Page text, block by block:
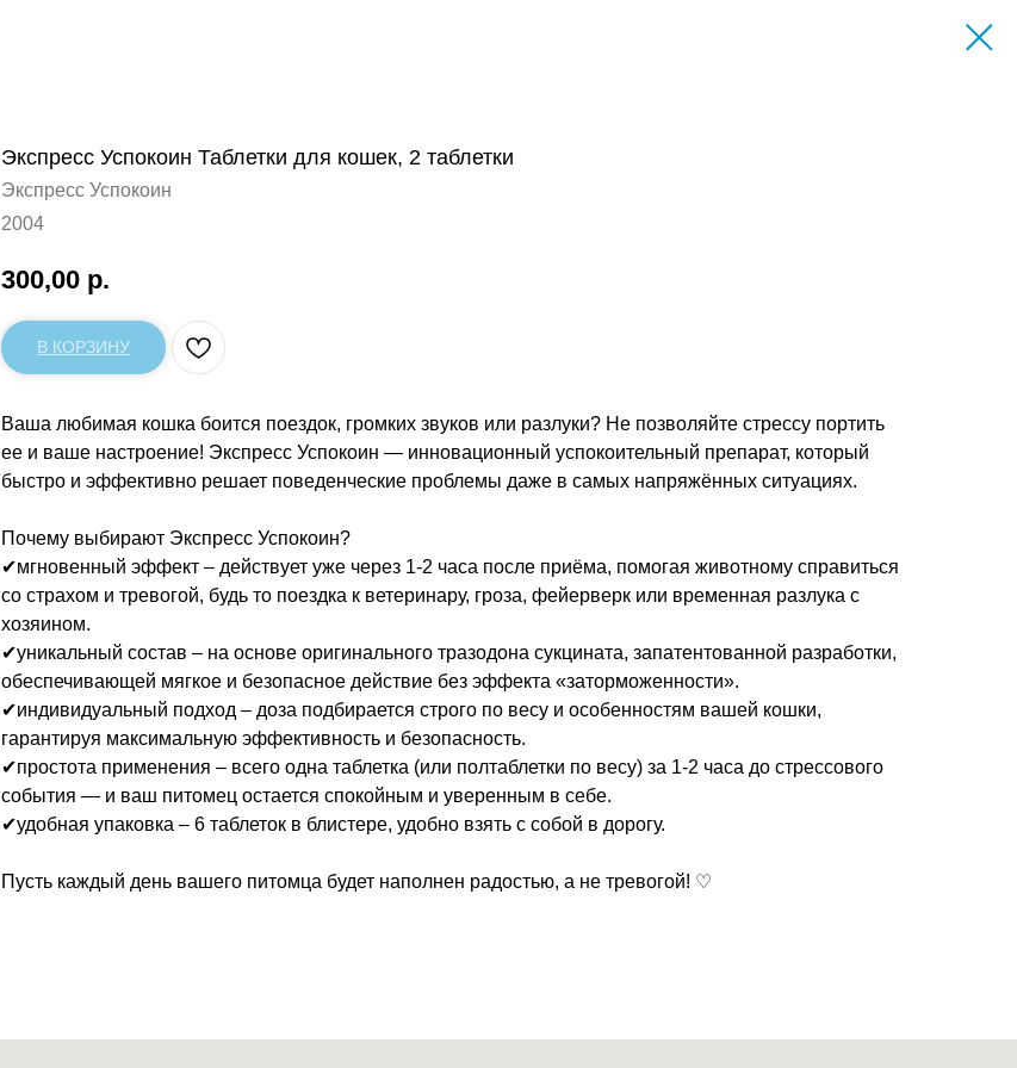
Экспресс Успокоин Таблетки для кошек, 2 таблетки
Экспресс Успокоин
2004
300,00 р.
В КОРЗИНУ
Ваша любимая кошка боится поездок, громких звуков или разлуки? Не позволяйте стрессу портить
ее и ваше настроение! Экспресс Успокоин — инновационный успокоительный препарат, который
быстро и эффективно решает поведенческие проблемы даже в самых напряжённых ситуациях.
Почему выбирают Экспресс Успокоин?
✔мгновенный эффект – действует уже через 1-2 часа после приёма, помогая животному справиться
со страхом и тревогой, будь то поездка к ветеринару, гроза, фейерверк или временная разлука с
хозяином.
✔уникальный состав – на основе оригинального тразодона сукцината, запатентованной разработки,
обеспечивающей мягкое и безопасное действие без эффекта «заторможенности».
✔индивидуальный подход – доза подбирается строго по весу и особенностям вашей кошки,
гарантируя максимальную эффективность и безопасность.
✔простота применения – всего одна таблетка (или полтаблетки по весу) за 1-2 часа до стрессового
события — и ваш питомец остается спокойным и уверенным в себе.
✔удобная упаковка – 6 таблеток в блистере, удобно взять с собой в дорогу.
Пусть каждый день вашего питомца будет наполнен радостью, а не тревогой! ♡